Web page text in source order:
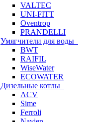
VALTEC
UNI-FITT
Oventrop
PRANDELLI
Умягчители для воды
BWT
RAIFIL
WiseWater
ECOWATER
Дизельные котлы
ACV
Sime
Ferroli